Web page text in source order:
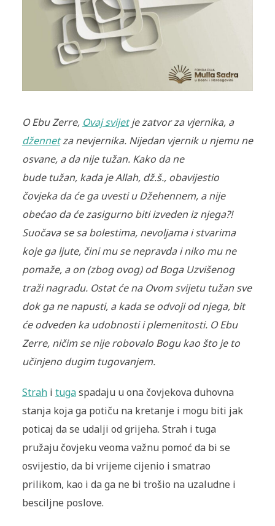
O Ebu Zerre, Ovaj svijetje zatvor za vjernika, a
džennetza nevjernika. Nijedan vjernik u njemu ne
osvane, a da nije tužan. Kako da ne
bude tužan, kada je Allah, dž.š., obavijestio
čovjeka da će ga uvesti u Džehennem, a nije
obećao da će zasigurno biti izveden iz njega?!
Suočava se sa bolestima, nevoljama i stvarima
koje ga ljute, čini mu se nepravda i niko mu ne
pomaže, a on (zbog ovog) od Boga Uzvišenog
traži nagradu. Ostat će na Ovom svijetu tužan sve
dok ga ne napusti, a kada se odvoji od njega, bit
će odveden ka udobnosti i plemenitosti. O Ebu
Zerre, ničim se nije robovalo Bogu kao što je to
učinjeno dugim tugovanjem.
Strahi tugaspadaju u ona čovjekova duhovna
stanja koja ga potiču na kretanje i mogu biti jak
poticaj da se udalji od grijeha. Strah i tuga
pružaju čovjeku veoma važnu pomoć da bi se
osvijestio, da bi vrijeme cijenio i smatrao
prilikom, kao i da ga ne bi trošio na uzaludne i
besciljne poslove.